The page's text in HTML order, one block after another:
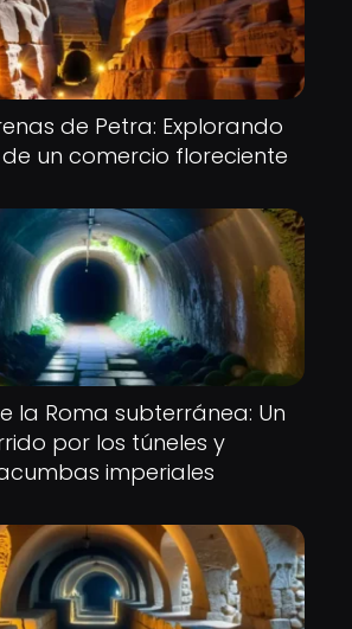
de Petra: Explorando
un comercio floreciente
la Roma subterránea: Un
por los túneles y
imperiales